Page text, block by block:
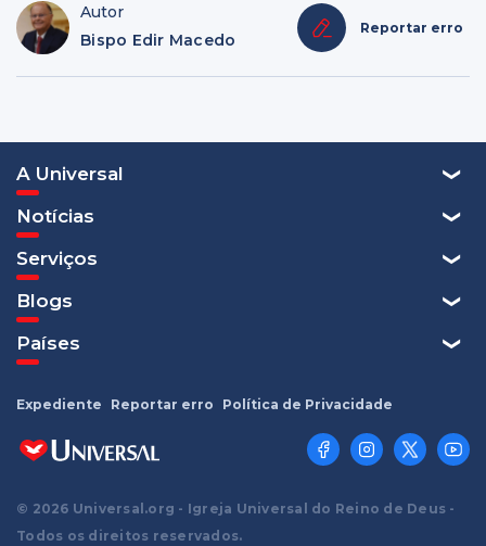
Autor
Bispo Edir Macedo
Reportar erro
A Universal
Notícias
Serviços
Blogs
Países
© 2026 Universal.org - Igreja Universal do Reino de Deus -
Todos os direitos reservados.
Expediente Reportar erro Política de Privacidade